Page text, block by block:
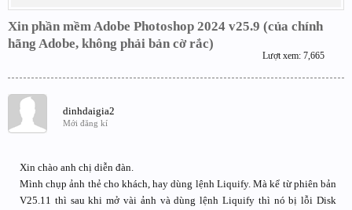
Xin phần mềm Adobe Photoshop 2024 v25.9 (của chính
hãng Adobe, không phải bản cờ rắc)
Lượt xem: 7,665
dinhdaigia2
Mới đăng kí
Xin chào anh chị diễn đàn.
Mình chụp ảnh thẻ cho khách, hay dùng lệnh Liquify. Mà kể từ phiên bản
V25.11 thì sau khi mở vài ảnh và dùng lệnh Liquify thì nó bị lỗi Disk